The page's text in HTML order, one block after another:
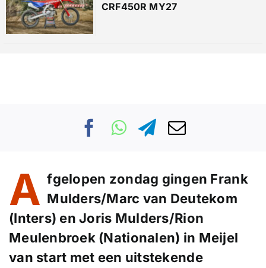
CRF450R MY27
A fgelopen zondag gingen Frank
Mulders/Marc van Deutekom
(Inters) en Joris Mulders/Rion
Meulenbroek (Nationalen) in Meijel
van start met een uitstekende